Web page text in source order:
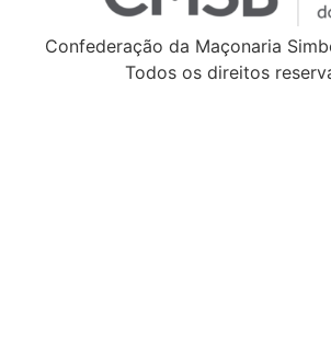
Confederação da Maçonaria
Todos os direitos